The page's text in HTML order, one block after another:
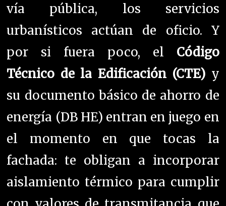
vía pública, los servicios
urbanísticos actúan de oficio. Y
por si fuera poco, el Código
Técnico de la Edificación (CTE) y
su documento básico de ahorro de
energía (DB HE) entran en juego en
el momento en que tocas la
fachada: te obligan a incorporar
aislamiento térmico para cumplir